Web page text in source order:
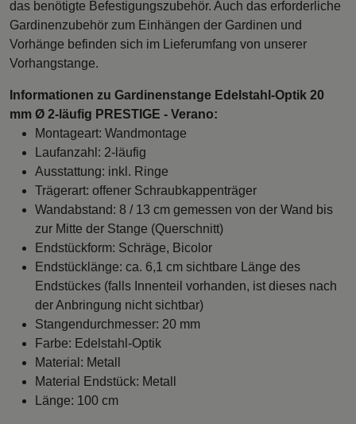
das benötigte Befestigungszubehör. Auch das erforderliche
Gardinenzubehör zum Einhängen der Gardinen und
Vorhänge befinden sich im Lieferumfang von unserer
Vorhangstange.
Informationen zu Gardinenstange Edelstahl-Optik 20
mm Ø 2-läufig PRESTIGE - Verano:
Montageart: Wandmontage
Laufanzahl: 2-läufig
Ausstattung: inkl. Ringe
Trägerart: offener Schraubkappenträger
Wandabstand: 8 / 13 cm gemessen von der Wand bis
zur Mitte der Stange (Querschnitt)
Endstückform: Schräge, Bicolor
Endstücklänge: ca. 6,1 cm sichtbare Länge des
Endstückes (falls Innenteil vorhanden, ist dieses nach
der Anbringung nicht sichtbar)
Stangendurchmesser: 20 mm
Farbe: Edelstahl-Optik
Material: Metall
Material Endstück: Metall
Länge: 100 cm